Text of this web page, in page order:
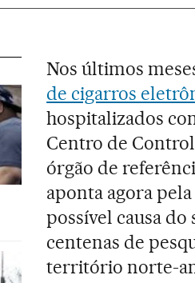
Nos últimos
de cigarros
hospitalizados
Centro de
órgão de
aponta agora
possível causa
centenas de
território norte-